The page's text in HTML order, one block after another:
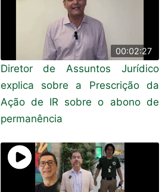
00:02:27
Diretor de Assuntos Jurídico
explica sobre a Prescrição da
Ação de IR sobre o abono de
permanência